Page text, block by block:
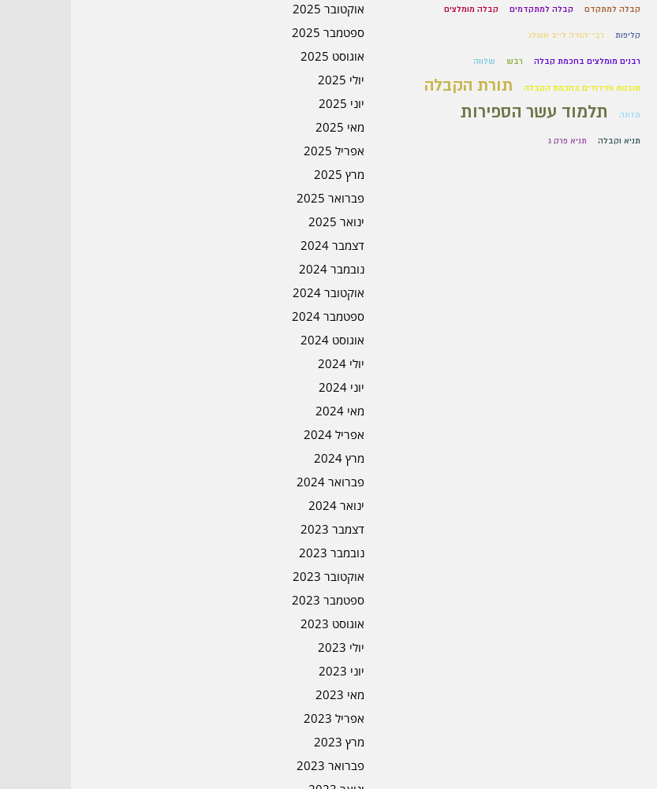
אוקטובר 2025
ספטמבר 2025
אוגוסט 2025
יולי 2025
יוני 2025
מאי 2025
אפריל 2025
מרץ 2025
פברואר 2025
ינואר 2025
דצמבר 2024
נובמבר 2024
אוקטובר 2024
ספטמבר 2024
אוגוסט 2024
יולי 2024
יוני 2024
מאי 2024
אפריל 2024
מרץ 2024
פברואר 2024
ינואר 2024
דצמבר 2023
נובמבר 2023
אוקטובר 2023
ספטמבר 2023
אוגוסט 2023
יולי 2023
יוני 2023
מאי 2023
אפריל 2023
מרץ 2023
פברואר 2023
קבלה למתקדם קבלה למתקדמים קבלה מומלצים
קליפות רבי יהודה לייב אשלג
רבנים מומלצים בחכמת קבלה רבש שלווה
תובנות וחידודים בחכמת הקבלה תורת הקבלה
תזונה תלמוד עשר הספירות
תניא וקבלה תניא פרק ג